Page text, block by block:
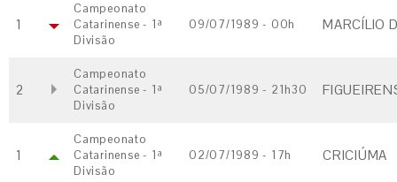
1
Campeonato
Catarinense - 1ª
Divisão
09/07/1989 - 00h MARCÍLIO
2
Campeonato
Catarinense - 1ª
Divisão
05/07/1989 - 21h30
1
Campeonato
Catarinense - 1ª
Divisão
02/07/1989 - 17h CRICIÚMA